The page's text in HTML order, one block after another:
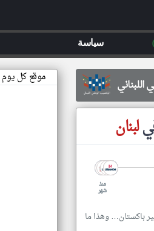
موقع كل يوم
لبنان
منذ
شهر
باكستان… وهذا ما
سياسة